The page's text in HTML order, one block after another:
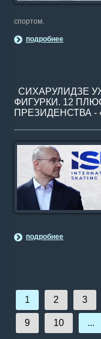
спортом.
подробнее
СИХАРУЛИДЗЕ
ФИГУРКИ. 12
ПРЕЗИДЕНСТВА
подробнее
1 2 3
9 10 ...